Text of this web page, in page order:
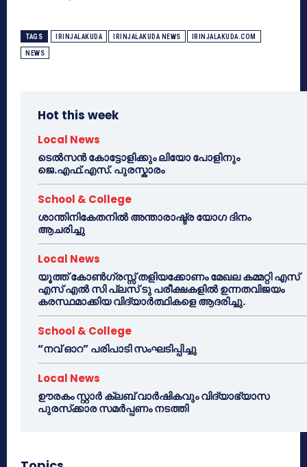
TAGS IRINJALAKUDA IRINJALAKUDA NEWS IRINJALAKUDA.COM
NEWS
Hot this week
Local News
ടെൽസൻ കോട്ടോളിക്കും ലിയോ പോളിനും
ജെ.എഫ്.എസ്. പുരസ്കാരം
School & College
ശാന്തിനികേതനിൽ അന്താരാഷ്ട്ര യോഗ ദിനം
ആചരിച്ചു
Local News
യൂത്ത് കോൺഗ്രസ്സ് തളിയക്കോണം മേഖല കമ്മറ്റി എസ്
എസ് എൽ സി പ്ലസ് ടു പരീക്ഷകളിൽ ഉന്നതവിജയം
കരസ്ഥമാക്കിയ വിദ്യാർത്ഥികളെ ആദരിച്ചു.
School & College
“നവ് ഓറ” പരിപാടി സംഘടിപ്പിച്ചു
Local News
ഊരകം സ്റ്റാർ ക്ലബ് വാർഷികവും വിദ്യാഭ്യാസ
പുരസ്‌ക്കാര സമർപ്പണം നടത്തി